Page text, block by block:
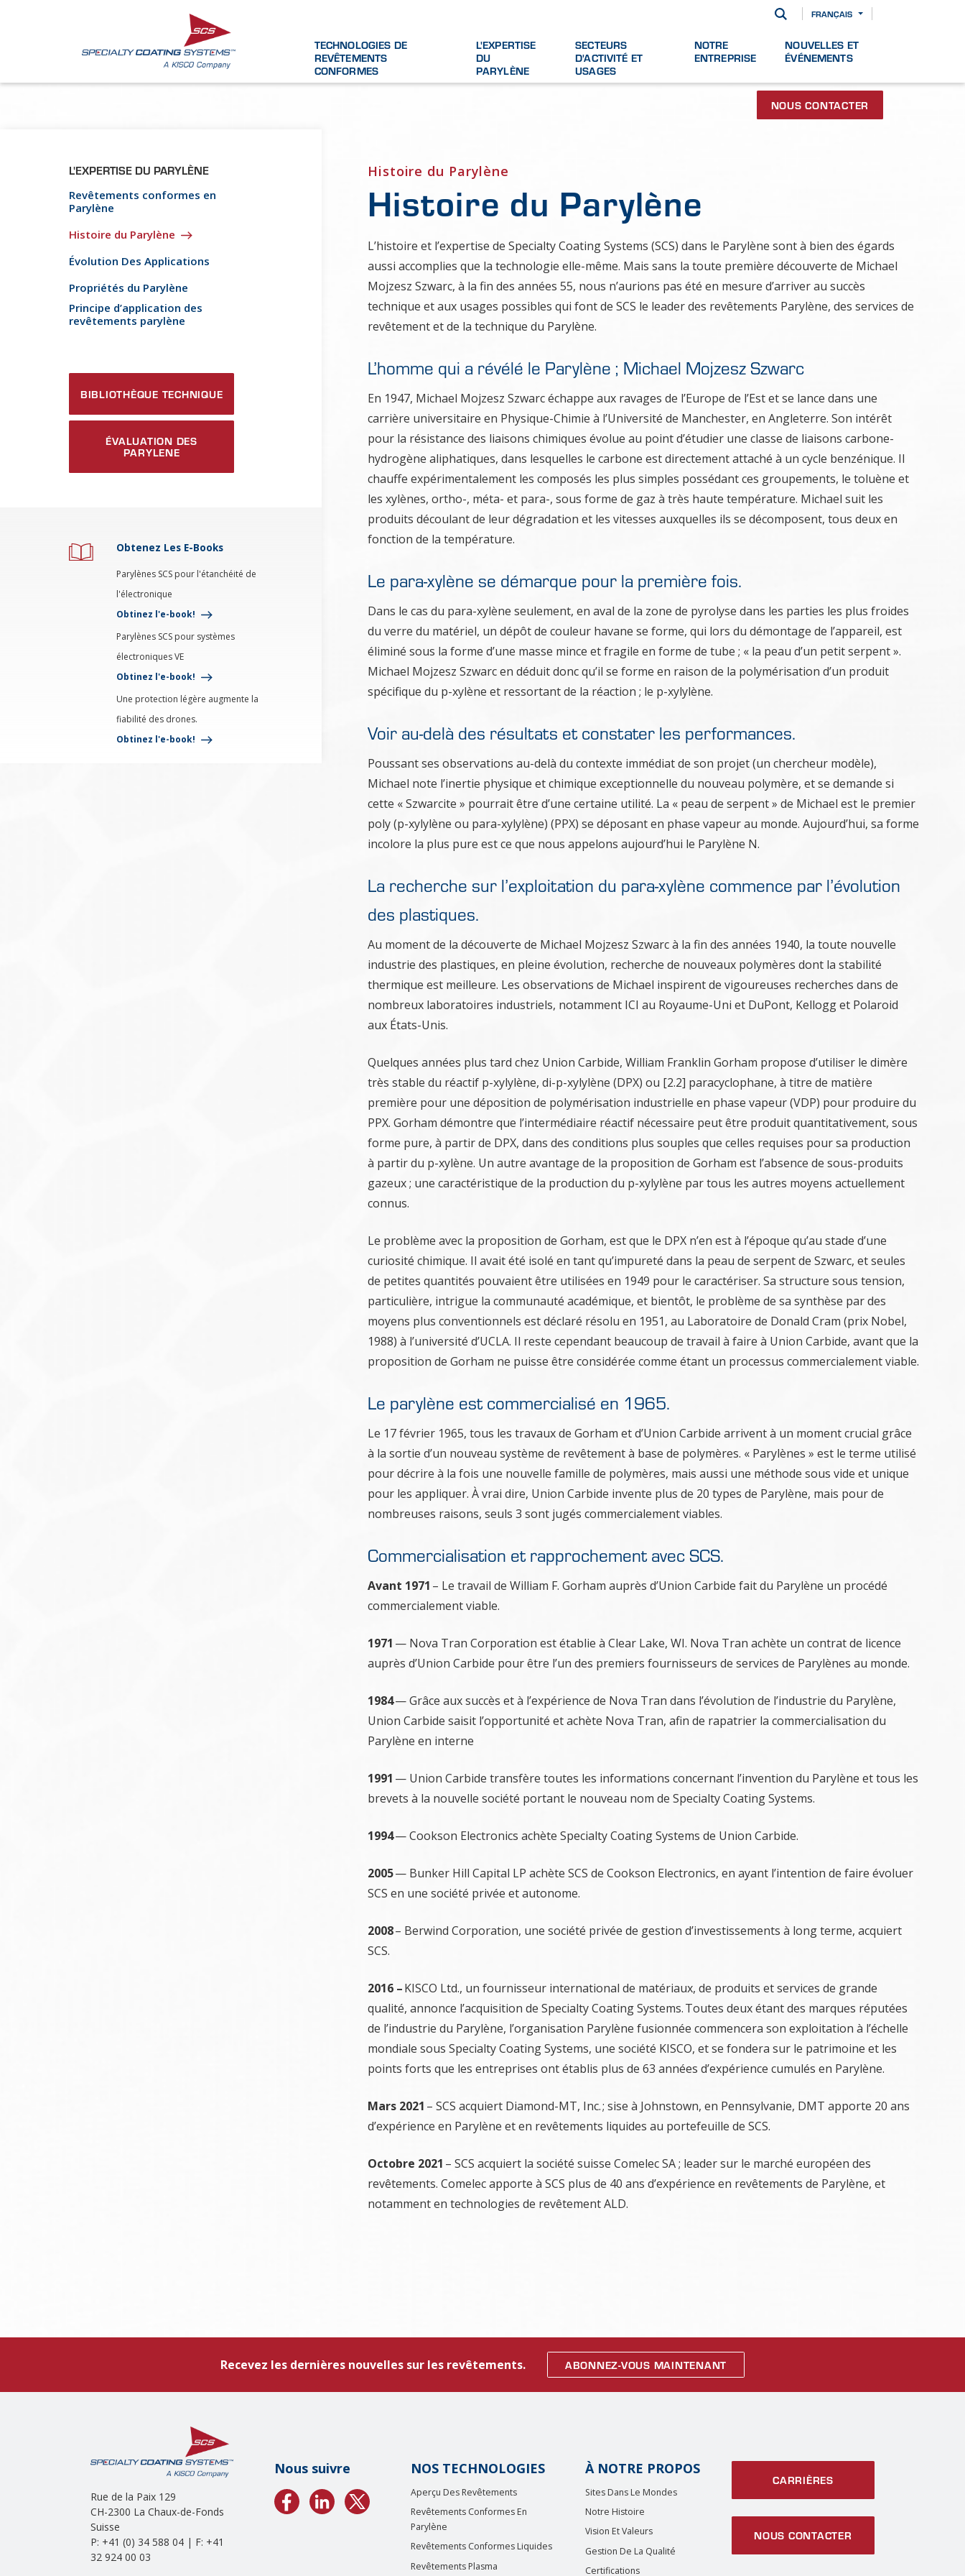
FRANÇAIS
TECHNOLOGIES DE
REVÊTEMENTS
CONFORMES
L'EXPERTISE
DU
PARYLÈNE
SECTEURS
D'ACTIVITÉ ET
USAGES
NOTRE
ENTREPRISE
NOUVELLES ET
ÉVÉNEMENTS
NOUS CONTACTER
L'EXPERTISE DU PARYLÈNE
Revêtements conformes en
Parylène
Histoire du Parylène
Évolution Des Applications
Propriétés du Parylène
Principe d’application des
revêtements parylène
BIBLIOTHÈQUE TECHNIQUE
ÉVALUATION DES
PARYLENE
Obtenez Les E-Books
Parylènes SCS pour l'étanchéité de
l'électronique
Obtinez l'e-book!
Parylènes SCS pour systèmes
électroniques VE
Obtinez l'e-book!
Une protection légère augmente la
fiabilité des drones.
Obtinez l'e-book!
Histoire du Parylène
Histoire du Parylène
L’histoire et l’expertise de Specialty Coating Systems (SCS) dans le Parylène sont à bien des égards
aussi accomplies que la technologie elle-même. Mais sans la toute première découverte de Michael
Mojzesz Szwarc, à la fin des années 55, nous n’aurions pas été en mesure d’arriver au succès
technique et aux usages possibles qui font de SCS le leader des revêtements Parylène, des services de
revêtement et de la technique du Parylène.
L’homme qui a révélé le Parylène ; Michael Mojzesz Szwarc
En 1947, Michael Mojzesz Szwarc échappe aux ravages de l’Europe de l’Est et se lance dans une
carrière universitaire en Physique-Chimie à l’Université de Manchester, en Angleterre. Son intérêt
pour la résistance des liaisons chimiques évolue au point d’étudier une classe de liaisons carbone-
hydrogène aliphatiques, dans lesquelles le carbone est directement attaché à un cycle benzénique. Il
chauffe expérimentalement les composés les plus simples possédant ces groupements, le toluène et
les xylènes, ortho-, méta- et para-, sous forme de gaz à très haute température. Michael suit les
produits découlant de leur dégradation et les vitesses auxquelles ils se décomposent, tous deux en
fonction de la température.
Le para-xylène se démarque pour la première fois.
Dans le cas du para-xylène seulement, en aval de la zone de pyrolyse dans les parties les plus froides
du verre du matériel, un dépôt de couleur havane se forme, qui lors du démontage de l’appareil, est
éliminé sous la forme d’une masse mince et fragile en forme de tube ; « la peau d’un petit serpent ».
Michael Mojzesz Szwarc en déduit donc qu’il se forme en raison de la polymérisation d’un produit
spécifique du p-xylène et ressortant de la réaction ; le p-xylylène.
Voir au-delà des résultats et constater les performances.
Poussant ses observations au-delà du contexte immédiat de son projet (un chercheur modèle),
Michael note l’inertie physique et chimique exceptionnelle du nouveau polymère, et se demande si
cette « Szwarcite » pourrait être d’une certaine utilité. La « peau de serpent » de Michael est le premier
poly (p-xylylène ou para-xylylène) (PPX) se déposant en phase vapeur au monde. Aujourd’hui, sa forme
incolore la plus pure est ce que nous appelons aujourd’hui le Parylène N.
La recherche sur l’exploitation du para-xylène commence par l’évolution
des plastiques.
Au moment de la découverte de Michael Mojzesz Szwarc à la fin des années 1940, la toute nouvelle
industrie des plastiques, en pleine évolution, recherche de nouveaux polymères dont la stabilité
thermique est meilleure. Les observations de Michael inspirent de vigoureuses recherches dans de
nombreux laboratoires industriels, notamment ICI au Royaume-Uni et DuPont, Kellogg et Polaroid
aux États-Unis.
Quelques années plus tard chez Union Carbide, William Franklin Gorham propose d’utiliser le dimère
très stable du réactif p-xylylène, di-p-xylylène (DPX) ou [2.2] paracyclophane, à titre de matière
première pour une déposition de polymérisation industrielle en phase vapeur (VDP) pour produire du
PPX. Gorham démontre que l’intermédiaire réactif nécessaire peut être produit quantitativement, sous
forme pure, à partir de DPX, dans des conditions plus souples que celles requises pour sa production
à partir du p-xylène. Un autre avantage de la proposition de Gorham est l’absence de sous-produits
gazeux ; une caractéristique de la production du p-xylylène par tous les autres moyens actuellement
connus.
Le problème avec la proposition de Gorham, est que le DPX n’en est à l’époque qu’au stade d’une
curiosité chimique. Il avait été isolé en tant qu’impureté dans la peau de serpent de Szwarc, et seules
de petites quantités pouvaient être utilisées en 1949 pour le caractériser. Sa structure sous tension,
particulière, intrigue la communauté académique, et bientôt, le problème de sa synthèse par des
moyens plus conventionnels est déclaré résolu en 1951, au Laboratoire de Donald Cram (prix Nobel,
1988) à l’université d’UCLA. Il reste cependant beaucoup de travail à faire à Union Carbide, avant que la
proposition de Gorham ne puisse être considérée comme étant un processus commercialement viable.
Le parylène est commercialisé en 1965.
Le 17 février 1965, tous les travaux de Gorham et d’Union Carbide arrivent à un moment crucial grâce
à la sortie d’un nouveau système de revêtement à base de polymères. « Parylènes » est le terme utilisé
pour décrire à la fois une nouvelle famille de polymères, mais aussi une méthode sous vide et unique
pour les appliquer. À vrai dire, Union Carbide invente plus de 20 types de Parylène, mais pour de
nombreuses raisons, seuls 3 sont jugés commercialement viables.
Commercialisation et rapprochement avec SCS.
Avant 1971 – Le travail de William F. Gorham auprès d’Union Carbide fait du Parylène un procédé
commercialement viable.
1971 — Nova Tran Corporation est établie à Clear Lake, WI. Nova Tran achète un contrat de licence
auprès d’Union Carbide pour être l’un des premiers fournisseurs de services de Parylènes au monde.
1984— Grâce aux succès et à l’expérience de Nova Tran dans l’évolution de l’industrie du Parylène,
Union Carbide saisit l’opportunité et achète Nova Tran, afin de rapatrier la commercialisation du
Parylène en interne
1991 — Union Carbide transfère toutes les informations concernant l’invention du Parylène et tous les
brevets à la nouvelle société portant le nouveau nom de Specialty Coating Systems.
1994— Cookson Electronics achète Specialty Coating Systems de Union Carbide.
2005— Bunker Hill Capital LP achète SCS de Cookson Electronics, en ayant l’intention de faire évoluer
SCS en une société privée et autonome.
2008– Berwind Corporation, une société privée de gestion d’investissements à long terme, acquiert
SCS.
2016 –KISCO Ltd., un fournisseur international de matériaux, de produits et services de grande
qualité, annonce l’acquisition de Specialty Coating Systems. Toutes deux étant des marques réputées
de l’industrie du Parylène, l’organisation Parylène fusionnée commencera son exploitation à l’échelle
mondiale sous Specialty Coating Systems, une société KISCO, et se fondera sur le patrimoine et les
points forts que les entreprises ont établis plus de 63 années d’expérience cumulés en Parylène.
Mars 2021 – SCS acquiert Diamond-MT, Inc. ; sise à Johnstown, en Pennsylvanie, DMT apporte 20 ans
d’expérience en Parylène et en revêtements liquides au portefeuille de SCS.
Octobre 2021 – SCS acquiert la société suisse Comelec SA ; leader sur le marché européen des
revêtements. Comelec apporte à SCS plus de 40 ans d’expérience en revêtements de Parylène, et
notamment en technologies de revêtement ALD.
Recevez les dernières nouvelles sur les revêtements. ABONNEZ-VOUS MAINTENANT
Rue de la Paix 129
CH-2300 La Chaux-de-Fonds
Suisse
P: +41 (0) 34 588 04 | F: +41
32 924 00 03
Nous suivre NOS TECHNOLOGIES
Aperçu Des Revêtements
Revêtements Conformes En
Parylène
Revêtements Conformes Liquides
Revêtements Plasma
À NOTRE PROPOS
Sites Dans Le Mondes
Notre Histoire
Vision Et Valeurs
Gestion De La Qualité
Certifications
CARRIÈRES
NOUS CONTACTER